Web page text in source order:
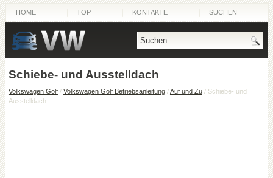
HOME TOP KONTAKTE SUCHEN
Schiebe- und Ausstelldach
Volkswagen Golf/ Volkswagen Golf Betriebsanleitung/Auf und Zu/ Schiebe- und
Ausstelldach